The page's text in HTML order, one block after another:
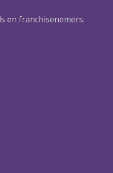
en franchisenemers.